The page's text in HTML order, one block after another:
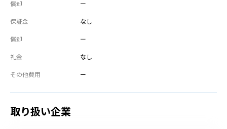
償却 ー
保証金 なし
償却 ー
礼金 なし
その他費用 ー
取り扱い企業